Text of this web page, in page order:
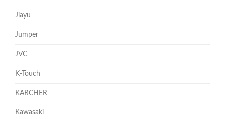
Jiayu
Jumper
JVC
K-Touch
KARCHER
Kawasaki